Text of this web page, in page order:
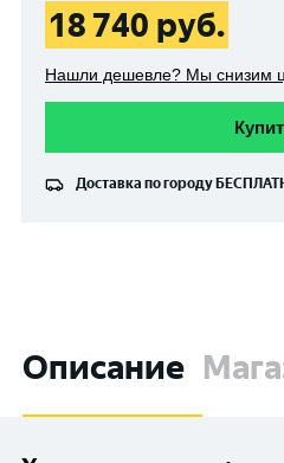
18 740 руб.
Нашли дешевле? Мы снизим
Доставка по городу
Описание